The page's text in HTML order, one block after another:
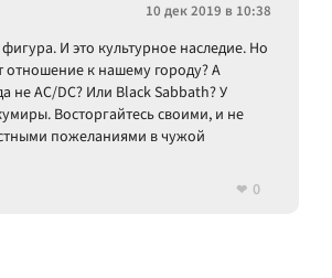
10 дек 2019 в 10:38
И это культурное наследие. Но
отношение к нашему городу? А
не AC/DC? Или Black Sabbath? У
Восторгайтесь своими, и не
пожеланиями в чужой
0